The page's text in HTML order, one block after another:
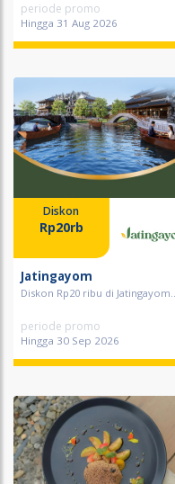
periode promo
Hingga 31 Aug 2026
Diskon
Rp20rb
Jatingayom
Diskon Rp20 ribu di
periode promo
Hingga 30 Sep 2026